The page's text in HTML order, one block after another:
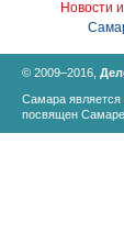
Новости
© 2009–2016,
Самара является
посвящен Самаре.